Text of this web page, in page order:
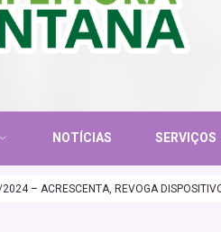
NOTÍCIAS SERVIÇOS
– ACRESCENTA, REVOGA